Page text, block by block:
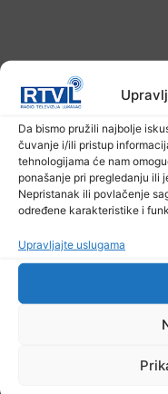
Da bismo pružili najbolje
čuvanje i/ili pristup
tehnologijama će nam
ponašanje pri pregledanju ili
Nepristanak ili povlačenje
određene karakteristike i
Upravljajte uslugama
Upozorenje za
prijete Balkanu, u
6. Augusta 2026.